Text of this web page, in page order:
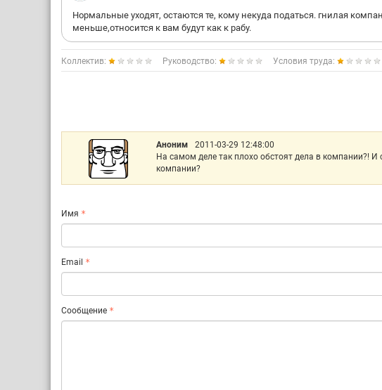
Нормальные уходят, остаются те, кому некуда податься. гнилая
меньше,относится к вам будут как к рабу.
Коллектив: Руководство: Условия труда:
Аноним 2011-03-29 12:48:00
На самом деле так плохо обстоят дела в компании?!
компании?
Имя
Email
Сообщение